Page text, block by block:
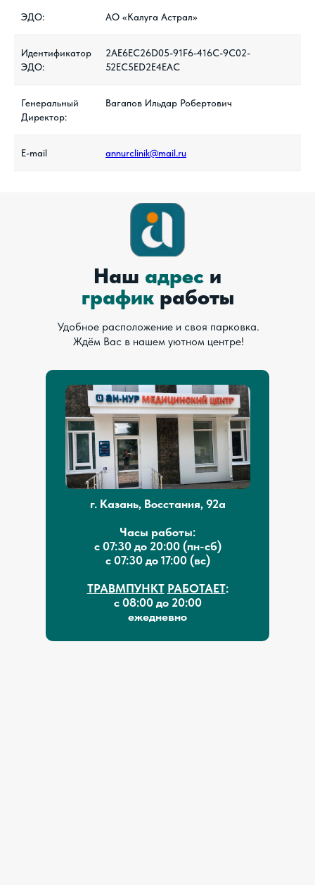
ЭДО: АО «Калуга Астрал»
Идентификатор
ЭДО:
2AE6EC26D05-91F6-416C-9C02-
52EC5ED2E4EAC
Генеральный
Директор:
Вагапов Ильдар Робертович
E-mail annurclinik@mail.ru
г. Казань, Восстания, 92а
Часы работы:
с 07:30 до 20:00 (пн-сб)
с 07:30 до 17:00 (вс)
ТРАВМПУНКТ РАБОТАЕТ:
с 08:00 до 20:00
ежедневно
Наш адрес и
график работы
Удобное расположение и своя парковка.
Ждём Вас в нашем уютном центре!